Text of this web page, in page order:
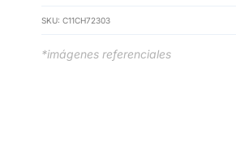
SKU: C11CH72303
*imágenes referenciales